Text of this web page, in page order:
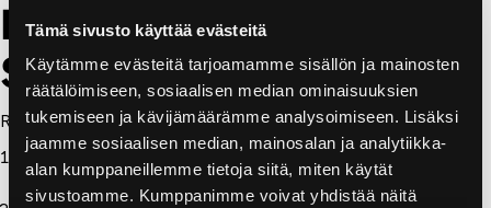
Tämä sivusto käyttää evästeitä
Käytämme evästeitä tarjoamamme sisällön ja mainosten
räätälöimiseen, sosiaalisen median ominaisuuksien
tukemiseen ja kävijämäärämme analysoimiseen. Lisäksi
jaamme sosiaalisen median, mainosalan ja analytiikka-
alan kumppaneillemme tietoja siitä, miten käytät
sivustoamme. Kumppanimme voivat yhdistää näitä
Hur rapporteras
SUP‑förpackningar?
Rapportering sker per materialgrupp:
Livsmedelsförpackningar av styvt material (t.ex.
takeaway‑lådor)